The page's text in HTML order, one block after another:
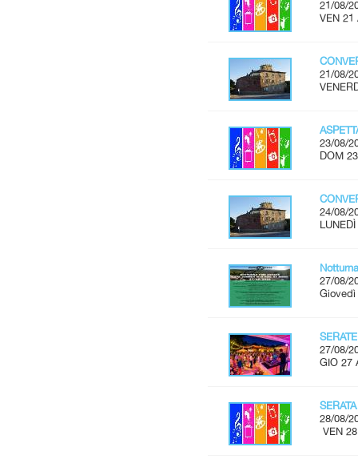
21/08/
VEN 21
21/08/
23/08/
DOM
24/08/
27/08/
Giovedì
27/08/
GIO 27
28/08/
VEN